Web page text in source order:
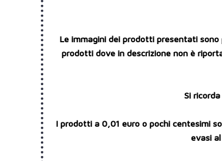
Le immagini dei prodotti presentati
prodotti dove in descrizione non è
Si
I prodotti a 0,01 euro o pochi centesimi
evasi